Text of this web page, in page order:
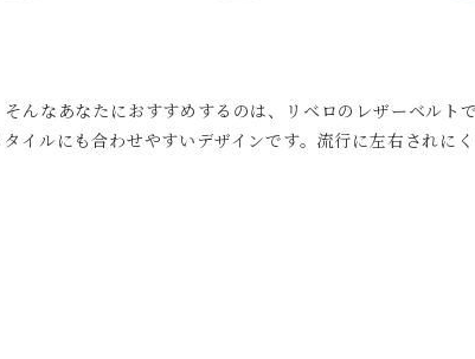
んなあなたにおすすめするのは、リベロのレザーベル
イルにも合わせやすいデザインです。流行に左右されに